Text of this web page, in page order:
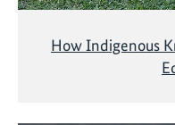
How Indigenous